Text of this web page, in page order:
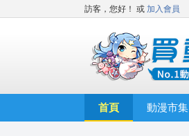
訪客，您好！ 或 加入會員
首頁 動漫市集